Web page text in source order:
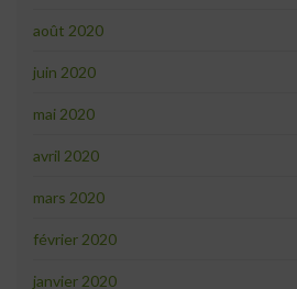
août 2020
juin 2020
mai 2020
avril 2020
mars 2020
février 2020
janvier 2020